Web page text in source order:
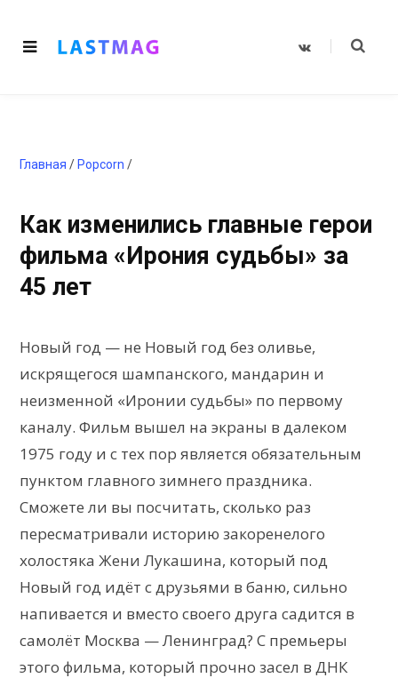
V
Главная / Popcorn /
Как изменились главные герои
фильма «Ирония судьбы» за
45 лет
Новый год — не Новый год без оливье,
искрящегося шампанского, мандарин и
неизменной «Иронии судьбы» по первому
каналу. Фильм вышел на экраны в далеком
1975 году и с тех пор является обязательным
пунктом главного зимнего праздника.
Сможете ли вы посчитать, сколько раз
пересматривали историю закоренелого
холостяка Жени Лукашина, который под
Новый год идёт с друзьями в баню, сильно
напивается и вместо своего друга садится в
самолёт Москва — Ленинград? С премьеры
этого фильма, который прочно засел в ДНК